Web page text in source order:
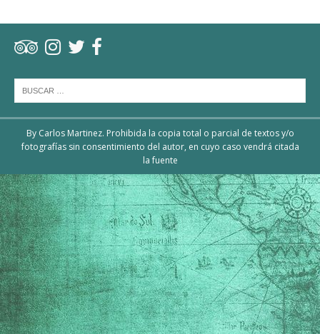
By Carlos Martinez. Prohibida la copia total o parcial de textos y/o
fotografías sin consentimiento del autor, en cuyo caso vendrá citada
la fuente